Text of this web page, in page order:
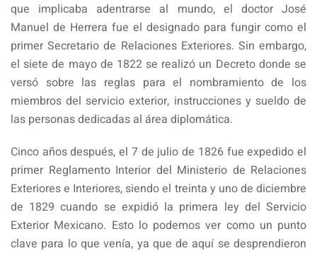
que implicaba adentrarse al mundo, el doctor José
Manuel de Herrera fue el designado para fungir como el
primer Secretario de Relaciones Exteriores. Sin embargo,
el siete de mayo de 1822 se realizó un Decreto donde se
versó sobre las reglas para el nombramiento de los
miembros del servicio exterior, instrucciones y sueldo de
las personas dedicadas al área diplomática.
Cinco años después, el 7 de julio de 1826 fue expedido el
primer Reglamento Interior del Ministerio de Relaciones
Exteriores e Interiores, siendo el treinta y uno de diciembre
de 1829 cuando se expidió la primera ley del Servicio
Exterior Mexicano. Esto lo podemos ver como un punto
clave para lo que venía, ya que de aquí se desprendieron